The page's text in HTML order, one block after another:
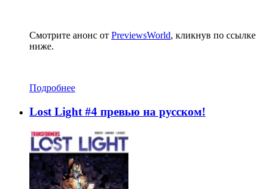
Смотрите анонс от PreviewsWorld, кликнув по ссылке
ниже.
Подробнее
Lost Light #4 превью на русском!